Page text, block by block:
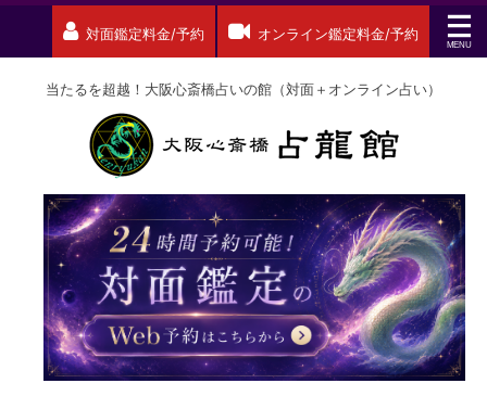
対面鑑定料金/予約 オンライン鑑定料金/予約
当たるを超越！大阪心斎橋占いの館（対面＋オンライン占い）